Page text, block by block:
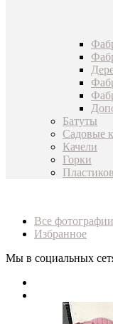
Батуты
Садовые
Качели
Горки
Все фотографии
Избранное
Мы в социальных